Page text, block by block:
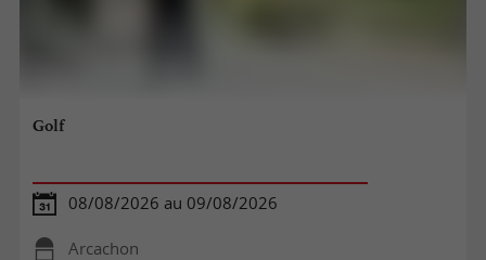
Golf
08/08/2026 au 09/08/2026
Arcachon